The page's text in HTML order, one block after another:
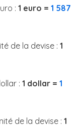
: 1 euro = 1 587
de la devise : 1
: 1 dollar = 1
de la devise : 1